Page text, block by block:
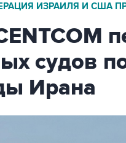
ИЗРАИЛЯ И США
судов
Ирана